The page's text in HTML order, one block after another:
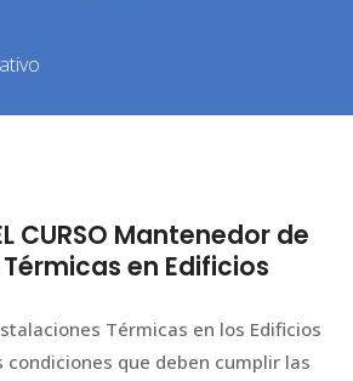
CURSO Mantenedor de
en Edificios
Térmicas en los Edificios
condiciones que deben cumplir las